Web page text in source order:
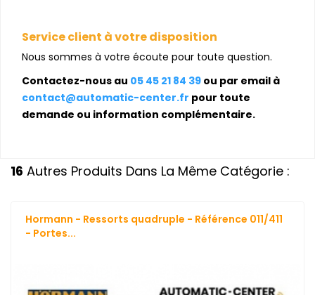
Service client à votre disposition
Nous sommes à votre écoute pour toute question.
Contactez-nous au 05 45 21 84 39 ou par email à
contact@automatic-center.fr pour toute
demande ou information complémentaire.
16 Autres Produits Dans La Même Catégorie :
Hormann - Ressorts quadruple - Référence 011/411
- Portes...